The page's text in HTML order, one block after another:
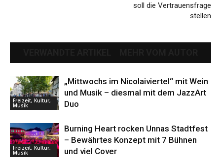
soll die Vertrauensfrage
stellen
Freizeit, Kultur,
Musik
„Mittwochs im Nicolaiviertel“ mit Wein
und Musik – diesmal mit dem JazzArt
Duo
Freizeit, Kultur,
Musik
Burning Heart rocken Unnas Stadtfest
– Bewährtes Konzept mit 7 Bühnen
und viel Cover